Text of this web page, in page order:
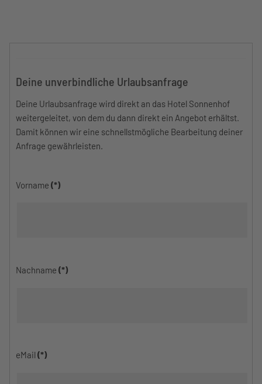
Deine unverbindliche Urlaubsanfrage
Deine Urlaubsanfrage wird direkt an das Hotel Sonnenhof
weitergeleitet, von dem du dann direkt ein Angebot erhältst.
Damit können wir eine schnellstmögliche Bearbeitung deiner
Anfrage gewährleisten.
Vorname (*)
Nachname (*)
eMail (*)